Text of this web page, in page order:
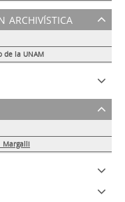
1
archivística
de la UNAM
Margalli